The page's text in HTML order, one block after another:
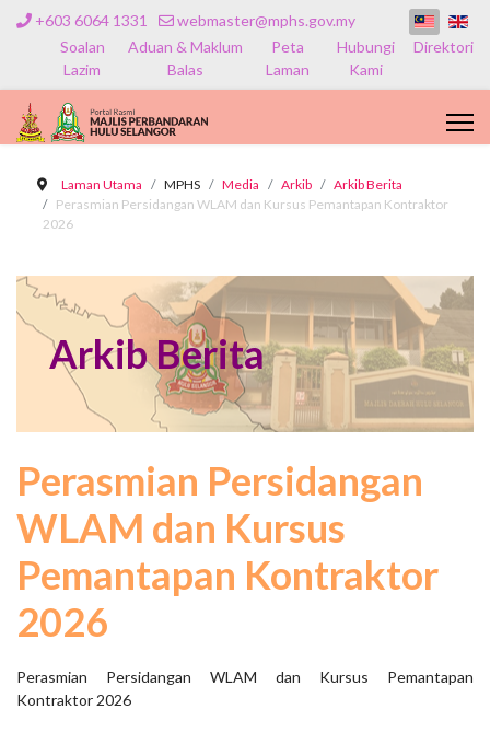
+603 6064 1331
webmaster@mphs.gov.my
Soalan
Lazim
Aduan & Maklum
Balas
Peta
Laman
Hubungi
Kami
Direktori
Laman Utama MPHS Media Arkib
Arkib Berita
Perasmian Persidangan WLAM dan Kursus Pemantapan Kontraktor
2026
Arkib Berita
Perasmian Persidangan
WLAM dan Kursus
Pemantapan Kontraktor
2026
Perasmian Persidangan WLAM dan Kursus Pemantapan
Kontraktor 2026